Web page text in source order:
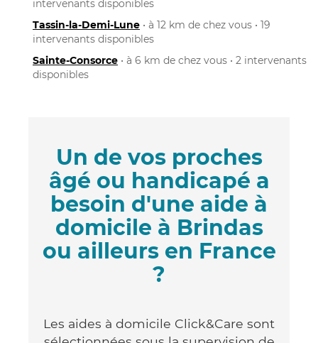
intervenants disponibles
Tassin-la-Demi-Lune • à 12 km de chez vous • 19
intervenants disponibles
Sainte-Consorce • à 6 km de chez vous • 2 intervenants
disponibles
Un de vos proches
âgé ou handicapé a
besoin d'une aide à
domicile à Brindas
ou ailleurs en France
?
Les aides à domicile Click&Care sont